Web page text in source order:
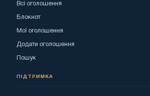
Всі оголошення
Блокнот
Мої оголошення
Додати оголошення
Пошук
ПІДТРИМКА